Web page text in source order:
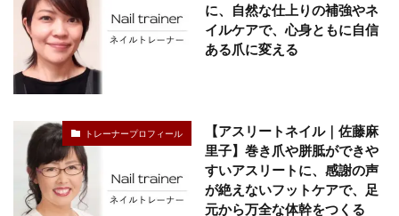
に、自然な仕上りの補強やネ
イルケアで、心身ともに自信
ある爪に変える
トレーナープロフィール
【アスリートネイル｜佐藤麻
里子】巻き爪や胼胝ができや
すいアスリートに、感謝の声
が絶えないフットケアで、足
元から万全な体幹をつくる